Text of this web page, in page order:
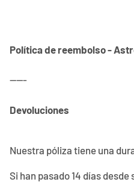
Política de reembolso -
-----
Devoluciones
Nuestra póliza tiene una
Si han pasado 14 días